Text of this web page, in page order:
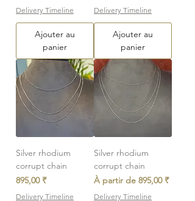
Delivery Timeline
Ajouter au
panier
Delivery Timeline
Ajouter au
panier
Silver rhodium
corrupt chain
Prix
895,00 ₹
Delivery Timeline
Silver rhodium
corrupt chain
À partir de 895,00 ₹
Prix promotionnel
Delivery Timeline